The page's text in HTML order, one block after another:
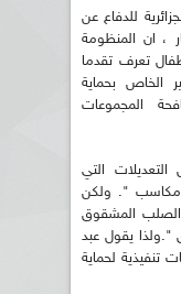
للدفاع عن
، ان المنظومة
تعرف تقدما
الخاص بحماية
المجموعات
التي
مكاسب ". ولكن
المشقوق
".ولذا يقول عبد
تنفيذية لحماية